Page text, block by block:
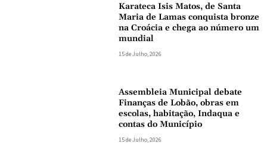
Karateca Isis Matos, de Santa
Maria de Lamas conquista bronze
na Croácia e chega ao número um
mundial
15 de Julho, 2026
Assembleia Municipal debate
Finanças de Lobão, obras em
escolas, habitação, Indaqua e
contas do Município
15 de Julho, 2026